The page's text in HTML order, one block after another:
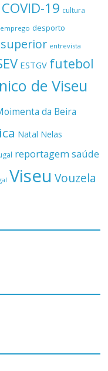
COVID-19 cultura
desporto
entrevista
ESTGV futebol
de Viseu
da Beira
Natal Nelas
reportagemsaúde
Viseu Vouzela